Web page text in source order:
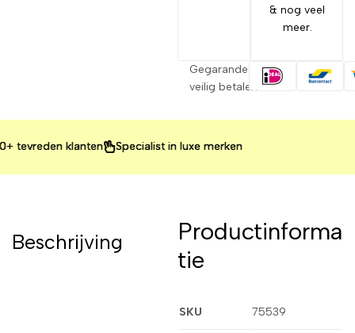
& nog veel
meer.
Gegarandeerd
veilig betalen
klanten Specialist in luxe merken
klanten Specialist in luxe merken
klanten Specialist in luxe merken
Beschrijving
Productinforma
tie
SKU 75539